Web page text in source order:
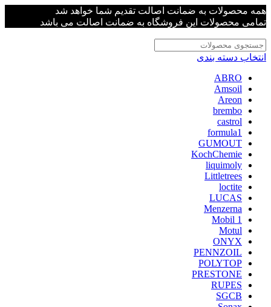
همه محصولات به ضمانت اصالت تقدیم شما خواهد شد
تمامی محصولات این فروشگاه به ضمانت اصالت می باشد
انتخاب دسته بندی
ABRO
Amsoil
Areon
brembo
castrol
formula1
GUMOUT
KochChemie
liquimoly
Littletrees
loctite
LUCAS
Menzerna
Mobil 1
Motul
ONYX
PENNZOIL
POLYTOP
PRESTONE
RUPES
SGCB